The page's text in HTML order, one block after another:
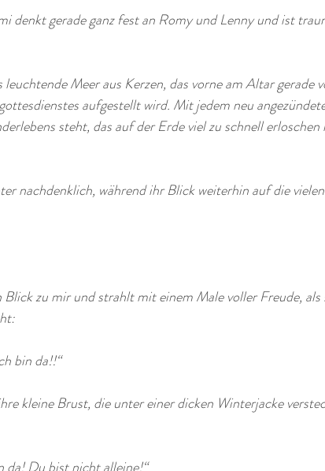
denkt gerade ganz fest an Romy und Lenny und ist
Meer aus Kerzen, das vorne am Altar gerade
aufgestellt wird. Mit jedem neu
steht, das auf der Erde viel zu schnell erloschen
nachdenklich, während ihr Blick weiterhin auf die
zu mir und strahlt mit einem Male voller Freude,
bin da!!“
kleine Brust, die unter einer dicken Winterjacke